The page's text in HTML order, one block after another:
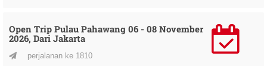
Open Trip Pulau Pahawang 06 - 08 November
2026, Dari Jakarta
perjalanan ke 1810